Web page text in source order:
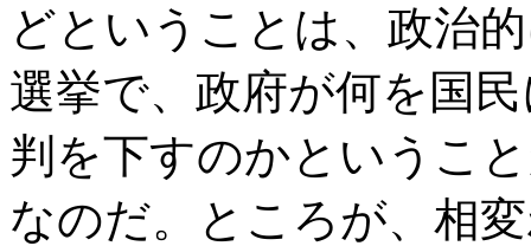
どということは、政治
選挙で、政府が何を国
判を下すのかというこ
なのだ。ところが、相